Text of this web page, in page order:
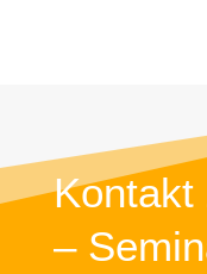
Kontakt
–